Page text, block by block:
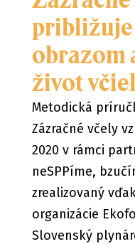
približuje
obrazom
život včiel
Metodická
Zázračné včely
2020 v rámci
neSPPíme,
zrealizovaný
organizácie
Slovenský